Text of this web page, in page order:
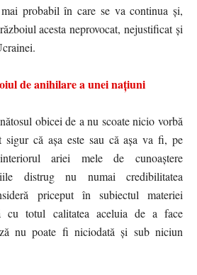
probabil în care se va continua și,
acesta neprovocat, nejustificat și
de anihilare a unei națiuni
obicei de a nu scoate nicio vorbă
sigur că așa este sau că așa va fi, pe
ariei mele de cunoaștere
distrug nu numai credibilitatea
priceput în subiectul materiei
cu totul calitatea aceluia de a face
nu poate fi niciodată și sub niciun